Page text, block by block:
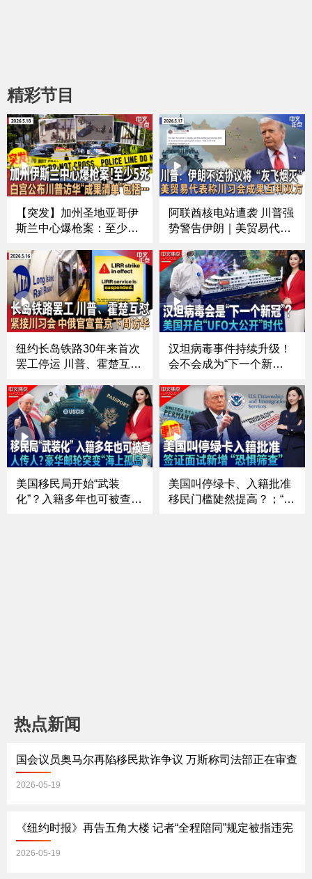
精彩节目
【突发】加州圣地亚哥伊
斯兰中心爆枪案：至少5
布川普访华“成果清单”｜
川普暂缓重启对伊朗军事
打击｜纽约长岛铁路罢工
进入第3天｜美两军机空
中相撞后坠毁《中文正
点》26.5.18
阿联酋核电站遭袭 川普强
势警告伊朗｜美贸易代
订单｜白宫10亿安保费告
吹？｜川普反对者连任参
议员梦碎｜千人DC祈祷
会｜奢侈+时尚新品引发
抢购潮《中文正点》26.5.
17
纽约长岛铁路30年来首次
罢工停运 川普、霍楚互相
二号人物｜部署326天 福
特号航母终于回港｜美中
同意对同等规模产品降低
关税｜普京将于下周访华
《中文正点》26.5.16
汉坦病毒事件持续升级！
会不会成为“下一个新
公开”时代？大量神秘画面
首次曝光；拉美局势突然
再升温！川普加码施压；
被曝考虑再启伊朗战事？
川普称停火“命悬一
线”《中文焦点》5/14
美国移民局开始“武装
化”？入籍多年也可被查；
美国叫停绿卡、入籍批准
移民门槛陡然提高？；“不
热点新闻
国会议员奥马尔再陷移民欺诈争议 万斯称司法部正在审查
2026-05-19
《纽约时报》再告五角大楼 记者“全程陪同”规定被指违宪
2026-05-19